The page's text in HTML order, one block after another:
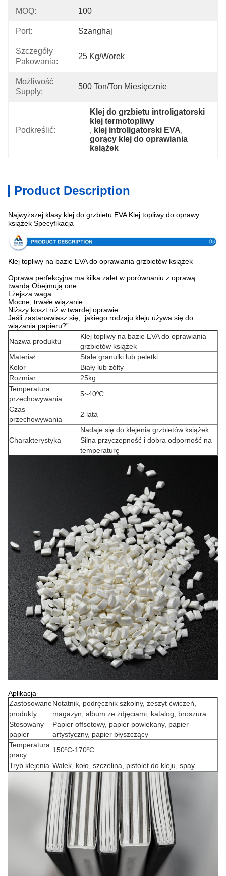
MOQ: 100
Port: Szanghaj
Szczegóły
Pakowania:
25 Kg/worek
Możliwość
Supply:
500 Ton/ton Miesięcznie
Podkreślić:
Klej do grzbietu introligatorski
klej termotopliwy
, klej introligatorski EVA,
gorący klej do oprawiania
książek
Product Description
Najwyższej klasy klej do grzbietu EVA Klej topliwy do oprawy
książek Specyfikacja
Klej topliwy na bazie EVA do oprawiania grzbietów książek
Oprawa perfekcyjna ma kilka zalet w porównaniu z oprawą
twardą.Obejmują one:
Lżejsza waga
Mocne, trwałe wiązanie
Niższy koszt niż w twardej oprawie
Jeśli zastanawiasz się, „jakiego rodzaju kleju używa się do
wiązania papieru?”
Nazwa produktu
Klej topliwy na bazie EVA do oprawiania
grzbietów książek
Materiał
Stałe granulki lub peletki
Kolor
Biały lub żółty
Rozmiar
25kg
Temperatura
przechowywania
5~40ºC
Czas
przechowywania
2 lata
Charakterystyka
Nadaje się do klejenia grzbietów książek.
Silna przyczepność i dobra odporność na
temperaturę
Aplikacja
Zastosowane
produkty
Notatnik, podręcznik szkolny, zeszyt ćwiczeń,
magazyn, album ze zdjęciami, katalog, broszura
Stosowany
papier
Papier offsetowy, papier powlekany, papier
artystyczny, papier błyszczący
Temperatura
pracy
150ºC-170ºC
Tryb klejenia Wałek, koło, szczelina, pistolet do kleju, spay